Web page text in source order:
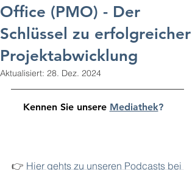
Office (PMO) - Der
Schlüssel zu erfolgreicher
Projektabwicklung
Aktualisiert: 28. Dez. 2024
Kennen Sie unsere Mediathek?
👉 Hier gehts zu unseren Podcasts bei